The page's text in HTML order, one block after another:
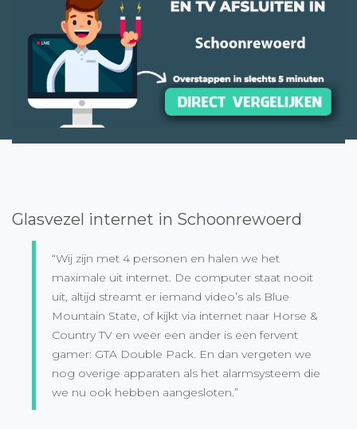
Glasvezel internet in Schoonrewoerd
“Wij zijn met 4 personen en halen we het
maximale uit internet. De computer staat nooit
uit, altijd streamt er iemand video’s als Blue
Mountain State, of kijkt via internet naar Horse &
Country TV en weer een ander is een fervent
gamer: GTA Double Pack. En dan vergeten we
nog overige apparaten als het alarmsysteem die
we nu ook hebben aangesloten.”